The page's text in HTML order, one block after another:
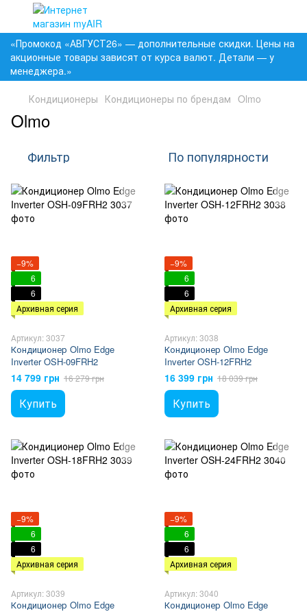
«Промокод «АВГУСТ26» — дополнительные скидки. Цены на
акционные товары зависят от курса валют. Детали — у
менеджера.»
Кондиционеры Кондиционеры по брендам Olmo
Olmo
Фильтр По популярности
−9%
6
6
Архивная серия
Артикул: 3037
Кондиционер Olmo Edge
Inverter OSH-09FRH2
14 799 грн 16 279 грн
Купить
−9%
6
6
Архивная серия
Артикул: 3038
Кондиционер Olmo Edge
Inverter OSH-12FRH2
16 399 грн 18 039 грн
Купить
−9%
6
6
Архивная серия
Артикул: 3039
Кондиционер Olmo Edge
−9%
6
6
Архивная серия
Артикул: 3040
Кондиционер Olmo Edge